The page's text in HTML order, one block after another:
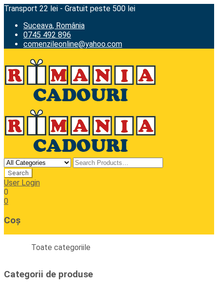
Transport 22 lei - Gratuit peste 500 lei
Suceava, România
0745 492 896
comenzileonline@yahoo.com
User Login
0
0
Coș
Toate categoriile
Categorii de produse